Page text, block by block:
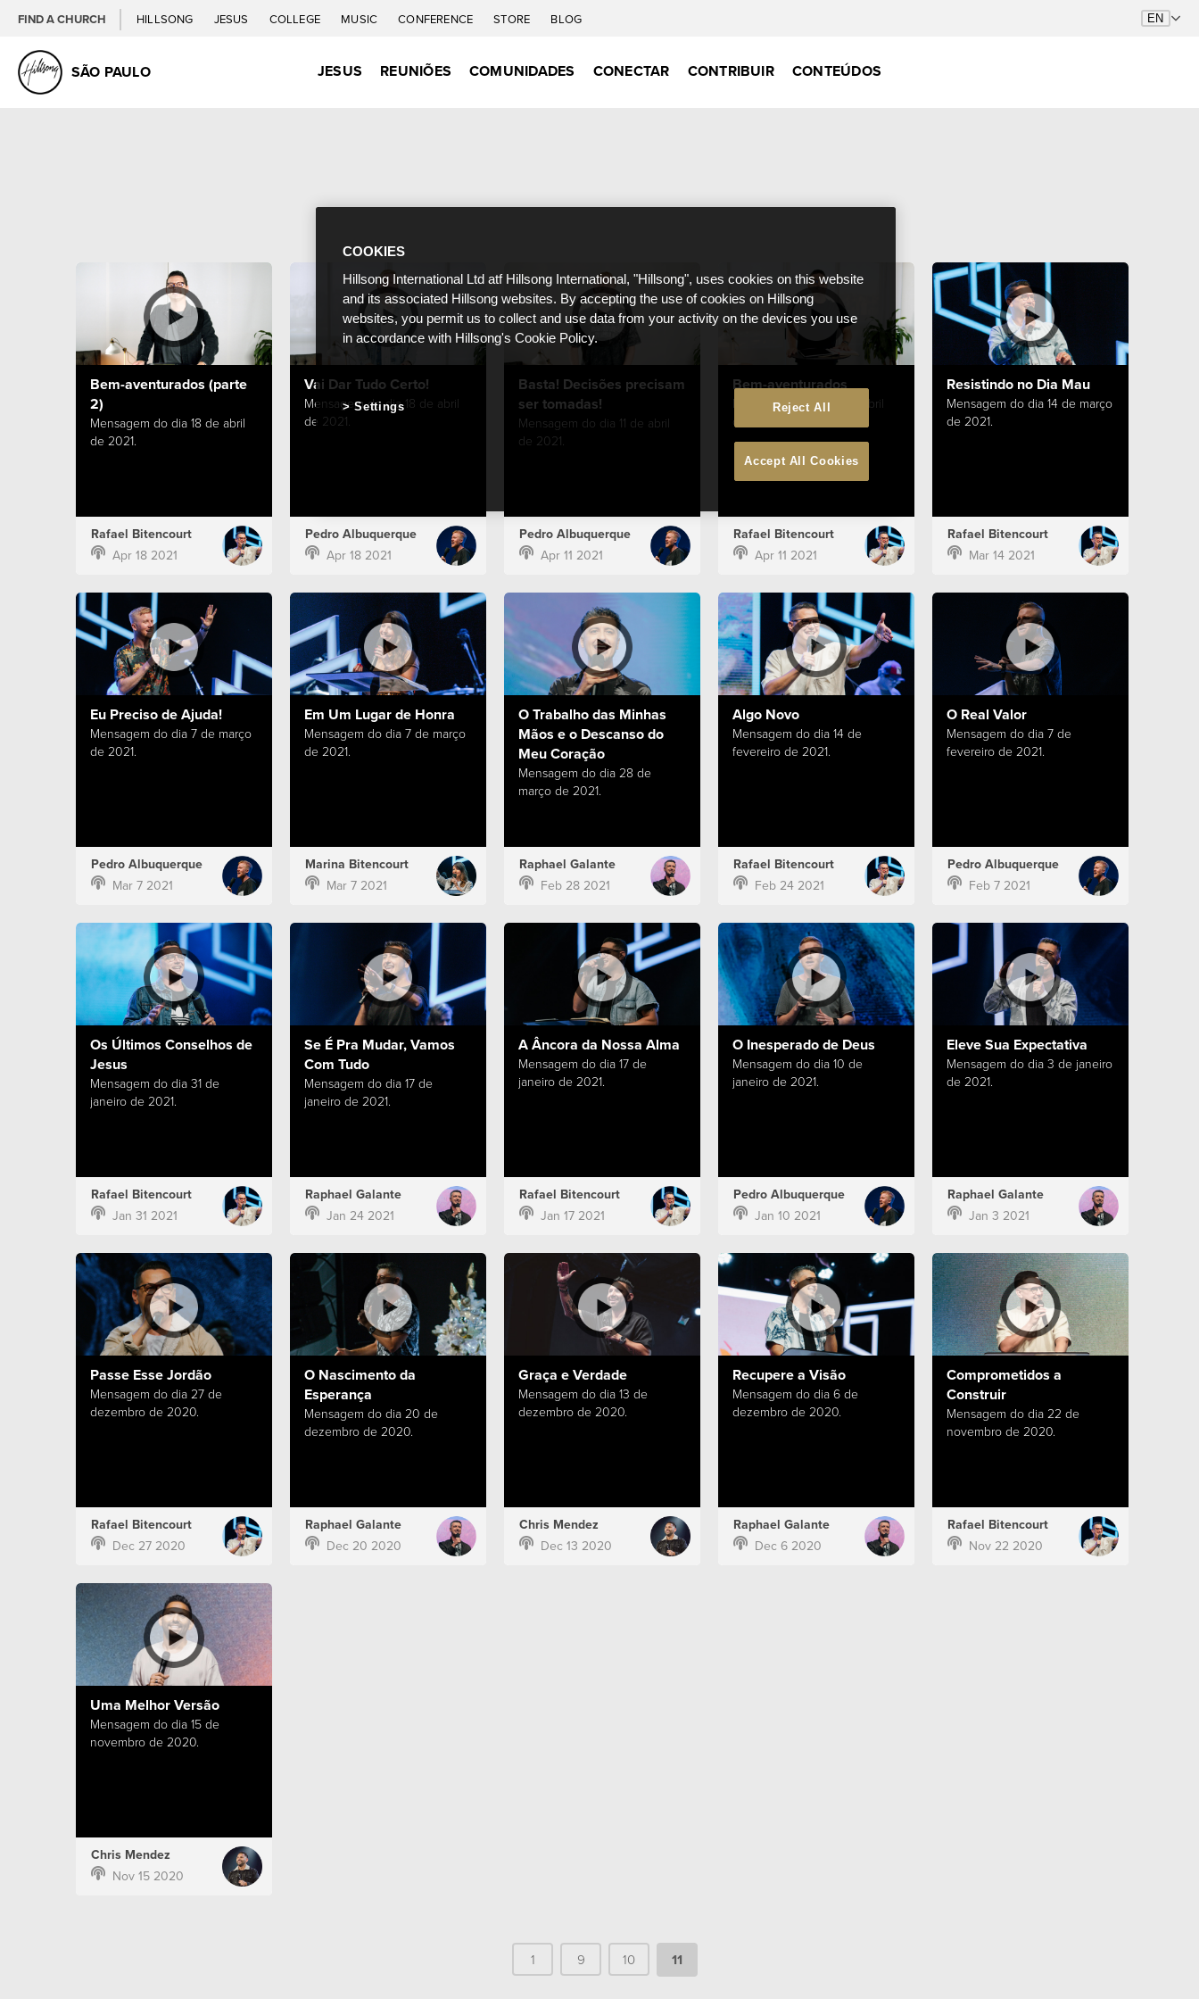
FIND A CHURCH HILLSONG JESUS COLLEGE MUSIC CONFERENCE STORE BLOG
SÃO PAULO JESUS REUNIÕES COMUNIDADES CONECTAR CONTRIBUIR CONTEÚDOS
Bem-aventurados (parte
2)
Mensagem do dia 18 de abril
de 2021.
Rafael Bitencourt
Apr 18 2021
Vai Dar Tudo Certo!
Mensagem do dia 18 de abril
de 2021.
Pedro Albuquerque
Apr 18 2021
Basta! Decisões precisam
ser tomadas!
Mensagem do dia 11 de abril
de 2021.
Pedro Albuquerque
Apr 11 2021
Bem-aventurados
Mensagem do dia 11 de abril
de 2021.
Rafael Bitencourt
Apr 11 2021
Resistindo no Dia Mau
Mensagem do dia 14 de março
de 2021.
Rafael Bitencourt
Mar 14 2021
Eu Preciso de Ajuda!
Mensagem do dia 7 de março
de 2021.
Pedro Albuquerque
Mar 7 2021
Em Um Lugar de Honra
Mensagem do dia 7 de março
de 2021.
Marina Bitencourt
Mar 7 2021
O Trabalho das Minhas
Mãos e o Descanso do
Meu Coração
Mensagem do dia 28 de
março de 2021.
Raphael Galante
Feb 28 2021
Algo Novo
Mensagem do dia 14 de
fevereiro de 2021.
Rafael Bitencourt
Feb 24 2021
O Real Valor
Mensagem do dia 7 de
fevereiro de 2021.
Pedro Albuquerque
Feb 7 2021
Os Últimos Conselhos de
Jesus
Mensagem do dia 31 de
janeiro de 2021.
Rafael Bitencourt
Jan 31 2021
Se É Pra Mudar, Vamos
Com Tudo
Mensagem do dia 17 de
janeiro de 2021.
Raphael Galante
Jan 24 2021
A Âncora da Nossa Alma
Mensagem do dia 17 de
janeiro de 2021.
Rafael Bitencourt
Jan 17 2021
O Inesperado de Deus
Mensagem do dia 10 de
janeiro de 2021.
Pedro Albuquerque
Jan 10 2021
Eleve Sua Expectativa
Mensagem do dia 3 de janeiro
de 2021.
Raphael Galante
Jan 3 2021
Passe Esse Jordão
Mensagem do dia 27 de
dezembro de 2020.
Rafael Bitencourt
Dec 27 2020
O Nascimento da
Esperança
Mensagem do dia 20 de
dezembro de 2020.
Raphael Galante
Dec 20 2020
Graça e Verdade
Mensagem do dia 13 de
dezembro de 2020.
Chris Mendez
Dec 13 2020
Recupere a Visão
Mensagem do dia 6 de
dezembro de 2020.
Raphael Galante
Dec 6 2020
Comprometidos a
Construir
Mensagem do dia 22 de
novembro de 2020.
Rafael Bitencourt
Nov 22 2020
Uma Melhor Versão
Mensagem do dia 15 de
novembro de 2020.
Chris Mendez
Nov 15 2020
1 9 10 11
COOKIES
Hillsong International Ltd atf Hillsong International, "Hillsong", uses cookies on this website
and its associated Hillsong websites. By accepting the use of cookies on Hillsong
websites, you permit us to collect and use data from your activity on the devices you use
in accordance with Hillsong's Cookie Policy.
Reject All
Accept All Cookies
Settings